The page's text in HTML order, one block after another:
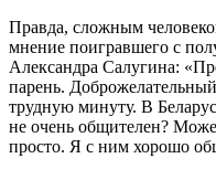
Правда, сложным
мнение поигравшего с
Александра Салугина:
парень.
трудную минуту. В
не очень общителен?
просто. Я с ним хорошо